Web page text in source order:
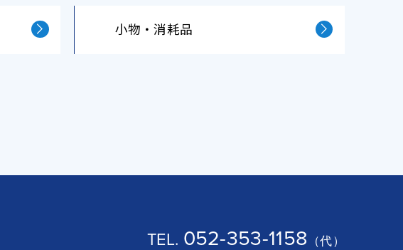
小物・消耗品
TEL. 052-353-1158 （代）